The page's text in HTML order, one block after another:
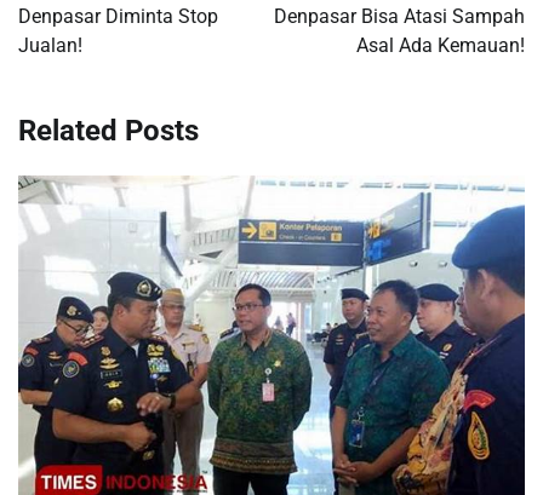
Denpasar Diminta Stop
Jualan!
Denpasar Bisa Atasi Sampah
Asal Ada Kemauan!
Related Posts